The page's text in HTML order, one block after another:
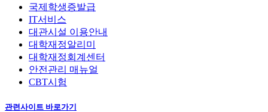
국제학생증발급
IT서비스
대관시설 이용안내
대학재정알리미
대학재정회계센터
안전관리 매뉴얼
CBT시험
관련사이트 바로가기